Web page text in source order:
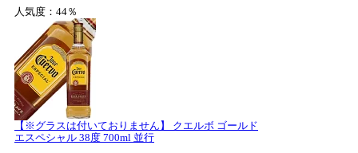
人気度：44％
【※グラスは付いておりません】 クエルボ ゴールド
エスペシャル 38度 700ml 並行